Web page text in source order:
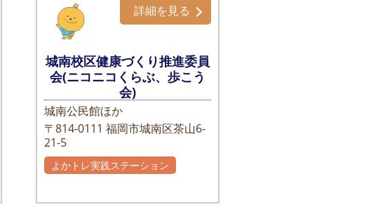
城南校区健康づくり推進委員
会(ニコニコくらぶ、歩こう
会)
城南公民館ほか
〒814-0111 福岡市城南区茶山6-
21-5
詳細を見る
よかトレ実践ステーション